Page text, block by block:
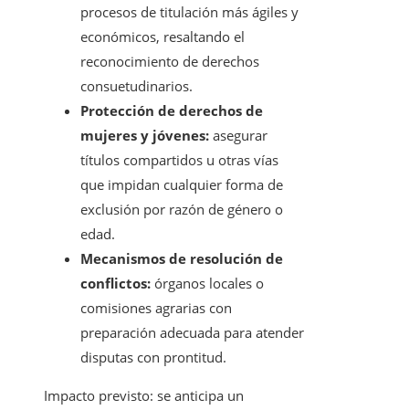
procesos de titulación más ágiles y
económicos, resaltando el
reconocimiento de derechos
consuetudinarios.
Protección de derechos de
mujeres y jóvenes: asegurar
títulos compartidos u otras vías
que impidan cualquier forma de
exclusión por razón de género o
edad.
Mecanismos de resolución de
conflictos: órganos locales o
comisiones agrarias con
preparación adecuada para atender
disputas con prontitud.
Impacto previsto: se anticipa un